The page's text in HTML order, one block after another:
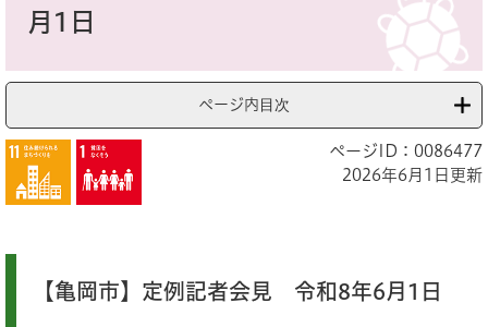
月1日
ページ内目次
ページID：0086477
2026年6月1日更新
【亀岡市】定例記者会見 令和8年6月1日